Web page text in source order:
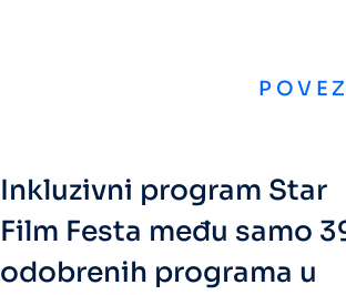
Inkluzivni program Star
Film Festa među samo
odobrenih programa u